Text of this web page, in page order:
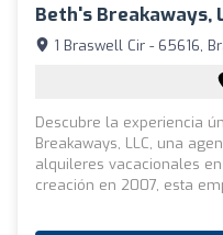
Beth's Breakaways,
1 Braswell Cir - 65616,
Descubre la experiencia
Breakaways, LLC, una
alquileres vacacionales
creación en 2007, esta